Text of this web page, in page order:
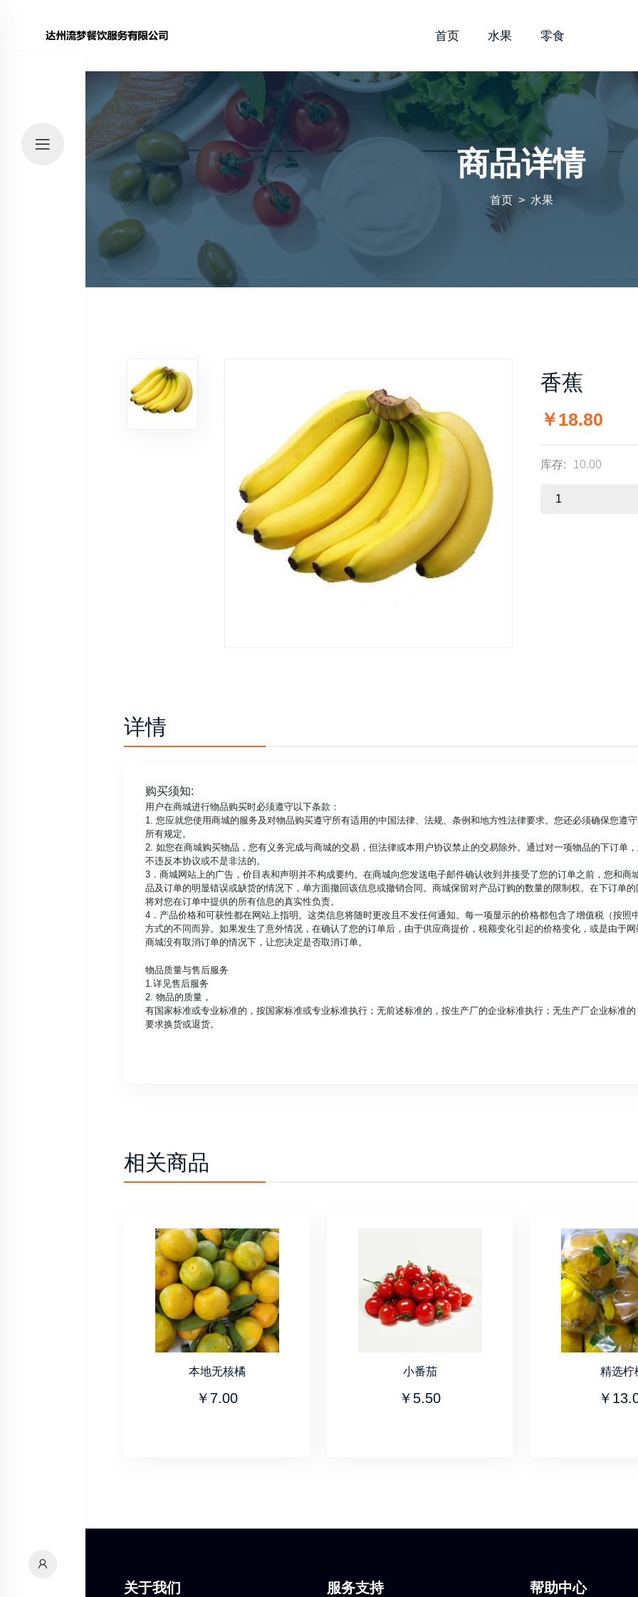
首页 水果 零食
商品详情
首页 水果
香蕉
￥18.80
库存: 10.00
详情
购买须知:
用户在商城进行物品购买时必须遵守以下条款：
1. 您应就您使用商城的服务及对物品购买遵守所有适用的中国法律、法规、条例和地方性法律要求。您还必须确保您遵
所有规定。
2. 如您在商城购买物品，您有义务完成与商城的交易，但法律或本用户协议禁止的交易除外。通过对一项物品的下订单
不违反本协议或不是非法的。
3．商城网站上的广告，价目表和声明并不构成要约。在商城向您发送电子邮件确认收到并接受了您的订单之前，您和
品及订单的明显错误或缺货的情况下，单方面撤回该信息或撤销合同。商城保留对产品订购的数量的限制权。在下订单
将对您在订单中提供的所有信息的真实性负责。
4．产品价格和可获性都在网站上指明。这类信息将随时更改且不发任何通知。每一项显示的价格都包含了增值税（按
方式的不同而异。如果发生了意外情况，在确认了您的订单后，由于供应商提价，税额变化引起的价格变化，或是由于
商城没有取消订单的情况下，让您决定是否取消订单。
物品质量与售后服务
1.详见售后服务
2. 物品的质量，
有国家标准或专业标准的，按国家标准或专业标准执行；无前述标准的，按生产厂的企业标准执行；无生产厂企业标准
要求换货或退货。
相关商品
本地无核橘
￥7.00
小番茄
￥5.50
精选柠
￥
关于我们 服务支持 帮助中心